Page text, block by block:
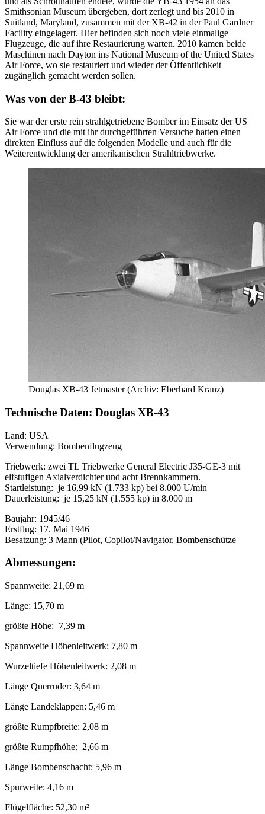
Smithsonian Museum übergeben, dort zerlegt und bis 2010 in
Suitland, Maryland, zusammen mit der XB-42 in der Paul Gardner
Facility eingelagert. Hier befinden sich noch viele einmalige
Flugzeuge, die auf ihre Restaurierung warten. 2010 kamen beide
Maschinen nach Dayton ins National Museum of the United States
Air Force, wo sie restauriert und wieder der Öffentlichkeit
zugänglich gemacht werden sollen.
Was von der B-43 bleibt:
Sie war der erste rein strahlgetriebene Bomber im Einsatz der US
Air Force und die mit ihr durchgeführten Versuche hatten einen
direkten Einfluss auf die folgenden Modelle und auch für die
Weiterentwicklung der amerikanischen Strahltriebwerke.
Douglas XB-43 Jetmaster (Archiv: Eberhard Kranz)
Technische Daten: Douglas XB-43
Land: USA
Verwendung: Bombenflugzeug
Triebwerk: zwei TL Triebwerke General Electric J35-GE-3 mit
elfstufigen Axialverdichter und acht Brennkammern.
Startleistung: je 16,99 kN (1.733 kp) bei 8.000 U/min
Dauerleistung: je 15,25 kN (1.555 kp) in 8.000 m
Baujahr: 1945/46
Erstflug: 17. Mai 1946
Besatzung: 3 Mann (Pilot, Copilot/Navigator, Bombenschütze
Abmessungen:
Spannweite: 21,69 m
Länge: 15,70 m
größte Höhe: 7,39 m
Spannweite Höhenleitwerk: 7,80 m
Wurzeltiefe Höhenleitwerk: 2,08 m
Länge Querruder: 3,64 m
Länge Landeklappen: 5,46 m
größte Rumpfbreite: 2,08 m
größte Rumpfhöhe: 2,66 m
Länge Bombenschacht: 5,96 m
Spurweite: 4,16 m
Flügelfläche: 52,30 m²